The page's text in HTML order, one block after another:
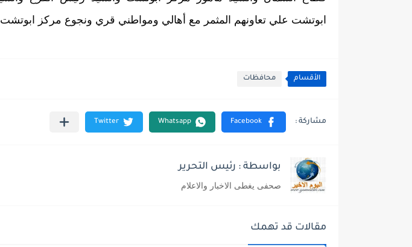
ابوتشت علي تعاونهم المثمر مع أهالي ومواطني قري ونجوع مركز ابوتشت
الأقسام محافظات
بواسطة : رئيس التحرير
صحفى يغطى الاخبار والاعلام
مقالات قد تهمك